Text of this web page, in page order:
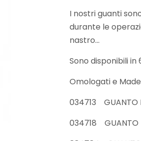
I nostri guanti
durante le
nastro...
Sono disponibili
Omologati e
034713 GUANTO
034718 GUANTO